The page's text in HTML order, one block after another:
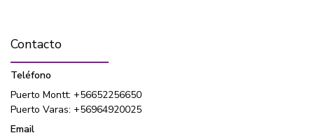
Contacto
Teléfono
Puerto Montt: +56652256650
Puerto Varas: +56964920025
Email